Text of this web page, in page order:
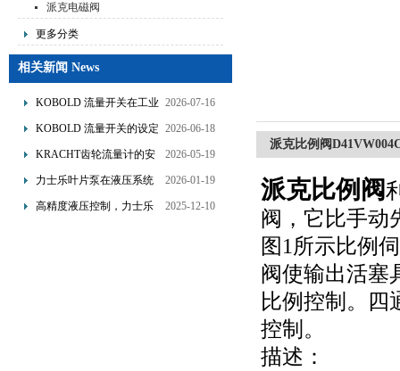
派克电磁阀
更多分类
相关新闻 News
KOBOLD 流量开关在工业
管道水流量监测中的应用
2026-07-16
KOBOLD 流量开关的设定
流量调节与刻度指示
2026-06-18
KRACHT齿轮流量计的安
装要求：直管段、过滤器
2026-05-19
力士乐叶片泵在液压系统
中的应用分析
2026-01-19
高精度液压控制，力士乐
2025-12-10
派克比例阀
派克比例阀
阀，它比手动
图1所示比例
阀使输出活塞
比例控制。四
控制。
描述：